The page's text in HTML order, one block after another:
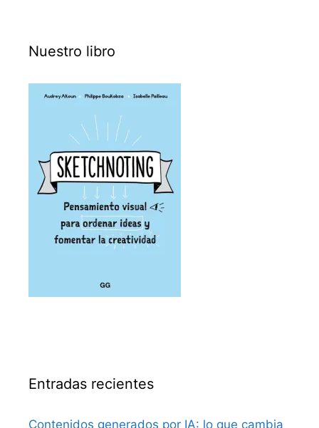
Nuestro libro
Entradas recientes
Contenidos generados por IA: lo que cambia